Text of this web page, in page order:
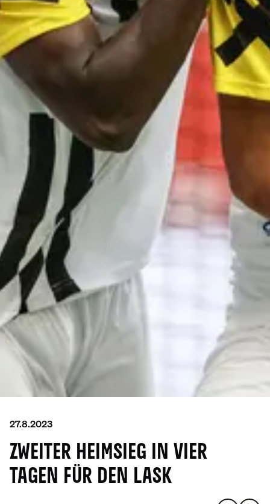
27.8.2023
ZWEITER HEIMSIEG IN VIER
TAGEN FÜR DEN LASK